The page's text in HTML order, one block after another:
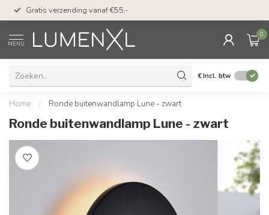
Gratis verzending vanaf €55,-
MENU
0
€Incl. btw
Home / Ronde buitenwandlamp Lune - zwart
Ronde buitenwandlamp Lune - zwart